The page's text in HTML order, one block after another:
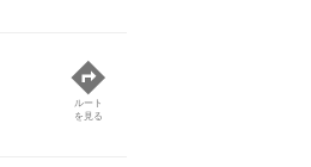
ルート
を見る